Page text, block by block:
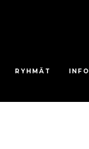
RYHMÄT INFO